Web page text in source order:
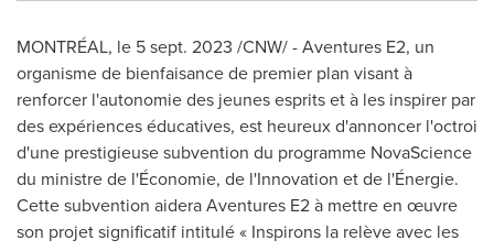
MONTRÉAL, le 5 sept. 2023 /CNW/ - Aventures E2, un
organisme de bienfaisance de premier plan visant à
renforcer l'autonomie des jeunes esprits et à les inspirer par
des expériences éducatives, est heureux d'annoncer l'octroi
d'une prestigieuse subvention du programme NovaScience
du ministre de l'Économie, de l'Innovation et de l'Énergie.
Cette subvention aidera Aventures E2 à mettre en œuvre
son projet significatif intitulé « Inspirons la relève avec les